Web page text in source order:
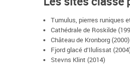
Tumulus, pierres runiques
Cathédrale de Roskilde
Château de Kronborg (2000)
Fjord glacé d’Ilulissat
Stevns Klint (2014)